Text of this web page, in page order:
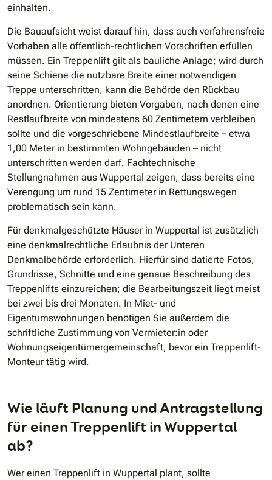
einhalten.
Die Bauaufsicht weist darauf hin, dass auch verfahrensfreie
Vorhaben alle öffentlich-rechtlichen Vorschriften erfüllen
müssen. Ein Treppenlift gilt als bauliche Anlage; wird durch
seine Schiene die nutzbare Breite einer notwendigen
Treppe unterschritten, kann die Behörde den Rückbau
anordnen. Orientierung bieten Vorgaben, nach denen eine
Restlaufbreite von mindestens 60 Zentimetern verbleiben
sollte und die vorgeschriebene Mindestlaufbreite – etwa
1,00 Meter in bestimmten Wohngebäuden – nicht
unterschritten werden darf. Fachtechnische
Stellungnahmen aus Wuppertal zeigen, dass bereits eine
Verengung um rund 15 Zentimeter in Rettungswegen
problematisch sein kann.
Für denkmalgeschützte Häuser in Wuppertal ist zusätzlich
eine denkmalrechtliche Erlaubnis der Unteren
Denkmalbehörde erforderlich. Hierfür sind datierte Fotos,
Grundrisse, Schnitte und eine genaue Beschreibung des
Treppenlifts einzureichen; die Bearbeitungszeit liegt meist
bei zwei bis drei Monaten. In Miet- und
Eigentumswohnungen benötigen Sie außerdem die
schriftliche Zustimmung von Vermieter:in oder
Wohnungseigentümergemeinschaft, bevor ein Treppenlift-
Monteur tätig wird.
Wie läuft Planung und Antragstellung
für einen Treppenlift in Wuppertal
ab?
Wer einen Treppenlift in Wuppertal plant, sollte